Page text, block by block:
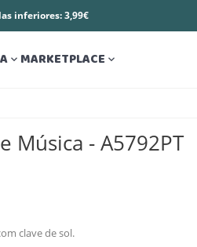
inferiores: 3,99€
 MARKETPLACE 
Música - A5792PT
clave de sol.